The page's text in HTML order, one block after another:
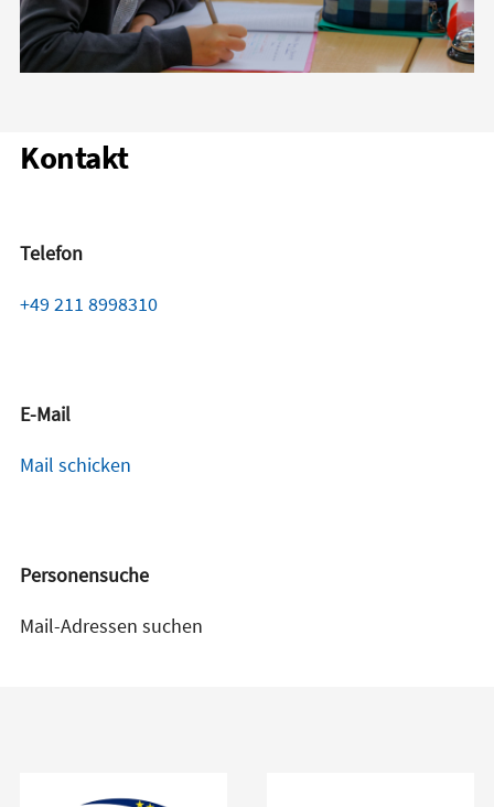
Kontakt
Telefon
+49 211 8998310
E-Mail
Mail schicken
Personensuche
Mail-Adressen suchen